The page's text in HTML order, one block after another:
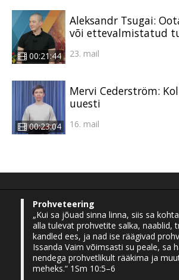
00:21:44
Aleksandr Tsugai:
või ettevalmistatud
23. mail
00:23:04
Mervi Cederström:
uuesti
16. mail
Prohveteering
„Kui sa jõuad sinna linna, siis sa
alla tulevat prohvetite salka, naablid,
kandled ees, ja nad ise räägivad
Issanda Vaim võimsasti su peale, sa
nendega prohvetlikult rääkima ja
meheks.“ 1Sm 10:5–6